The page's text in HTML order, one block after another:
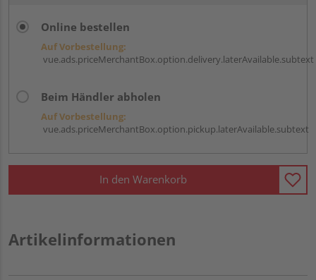
Online bestellen
Auf Vorbestellung:
vue.ads.priceMerchantBox.option.delivery.laterAvailable.subtext
Beim Händler abholen
Auf Vorbestellung:
vue.ads.priceMerchantBox.option.pickup.laterAvailable.subtext
In den Warenkorb
Artikelinformationen